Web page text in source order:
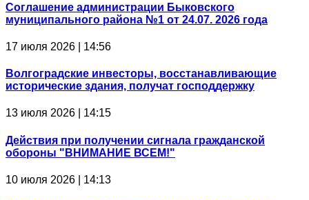
Соглашение администрации Быковского
муниципального района №1 от 24.07. 2026 года
17 июля 2026 | 14:56
Волгоградские инвесторы, восстанавливающие
исторические здания, получат господдержку
13 июля 2026 | 14:15
Действия при получении сигнала гражданской
обороны "ВНИМАНИЕ ВСЕМ!"
10 июля 2026 | 14:13